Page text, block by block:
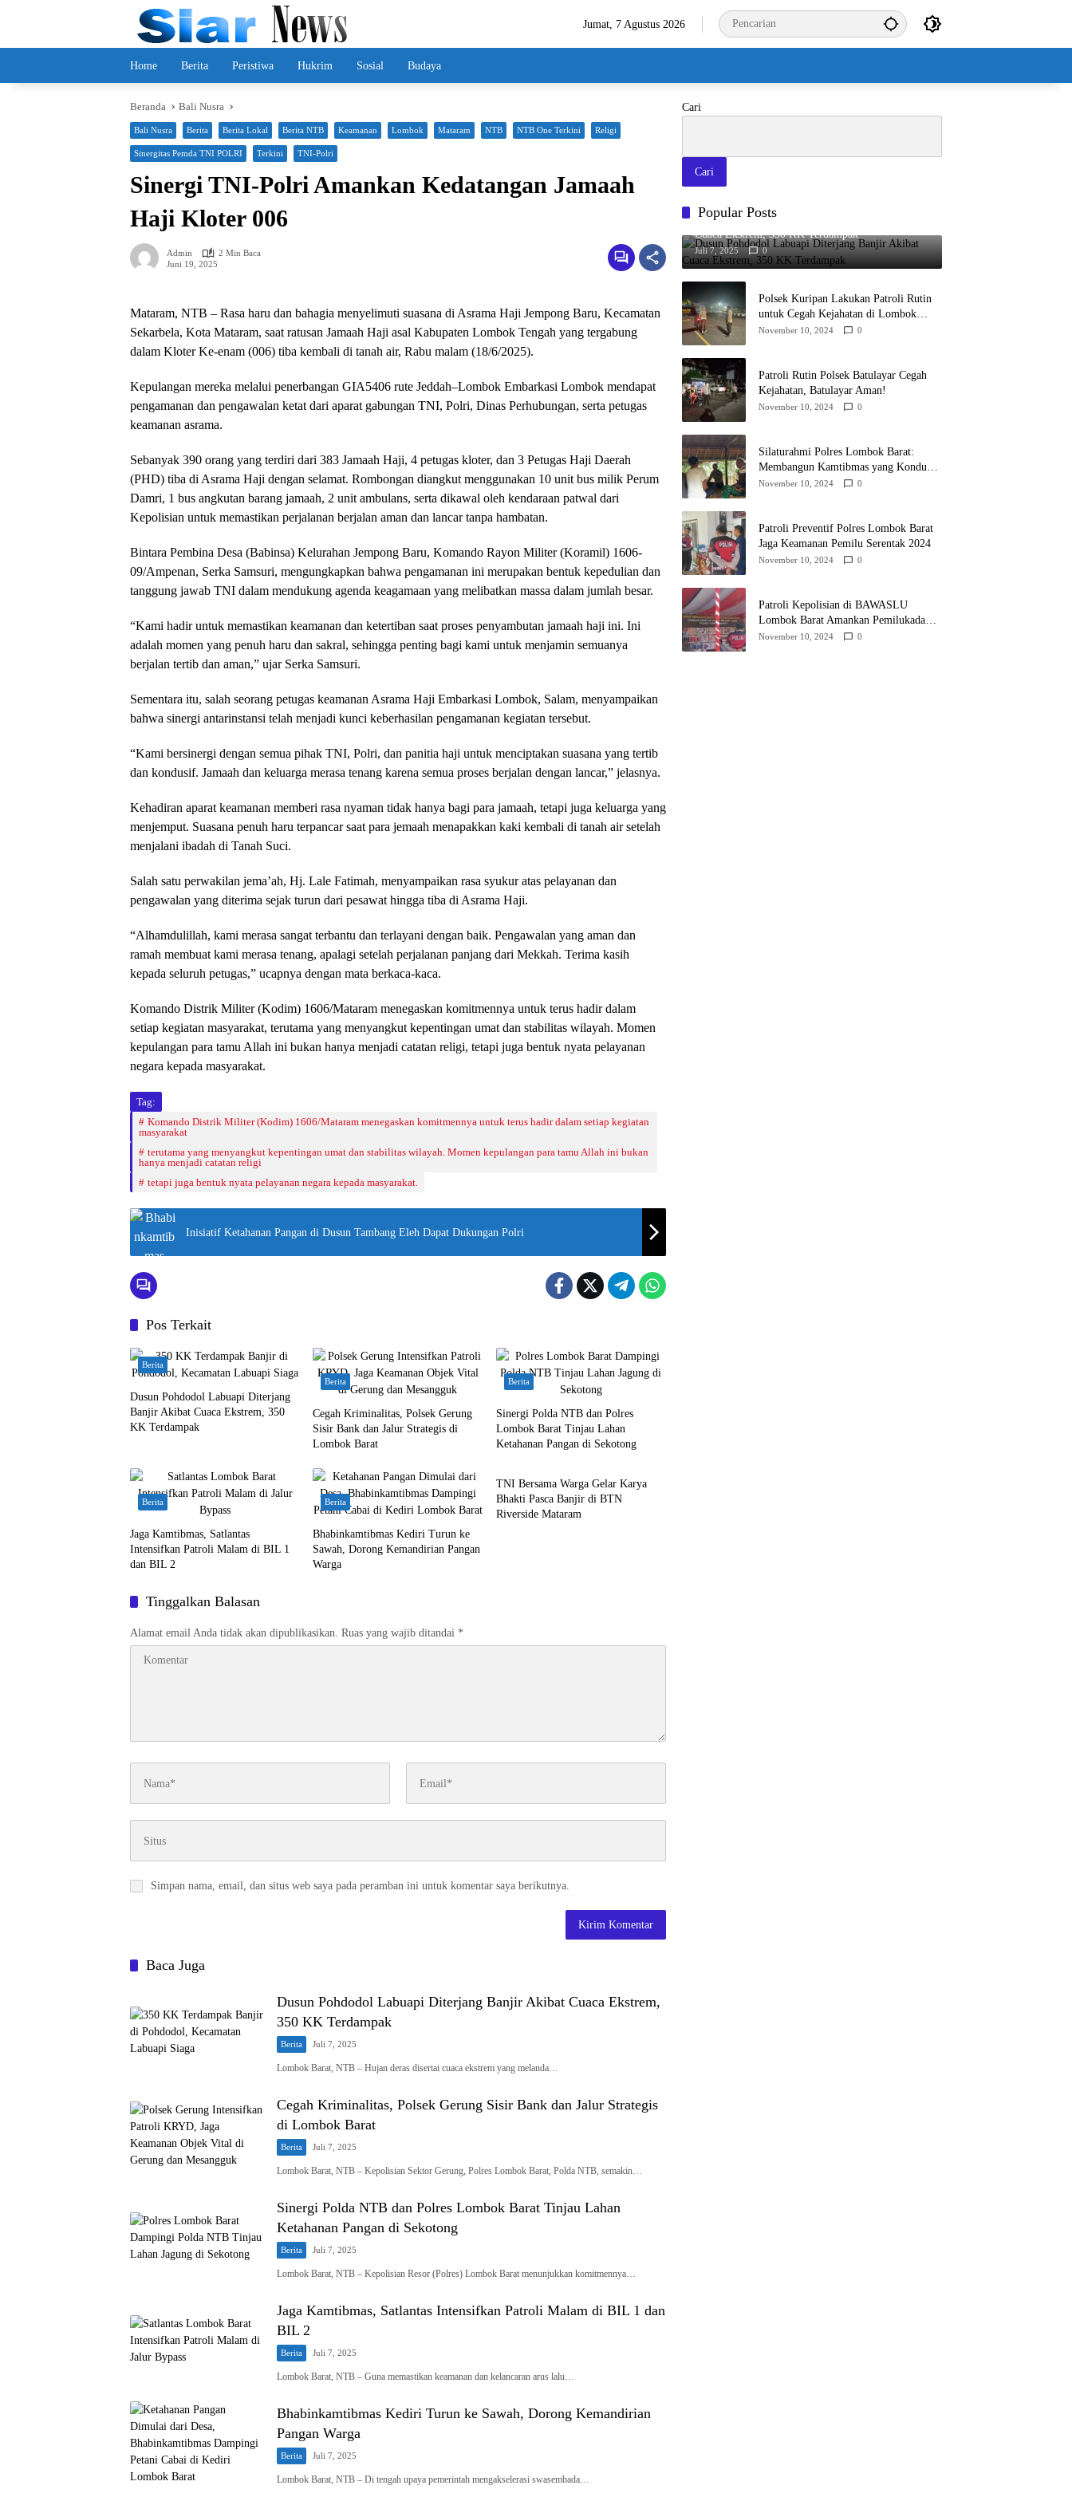
Jumat, 7 Agustus 2026
Home Berita Peristiwa Hukrim Sosial Budaya
Beranda Bali Nusra
Bali Nusra Berita Berita Lokal Berita NTB Keamanan Lombok Mataram NTB NTB One Terkini Religi
Sinergitas Pemda TNI POLRI Terkini TNI-Polri
Sinergi TNI-Polri Amankan Kedatangan Jamaah
Haji Kloter 006
Admin
2 Min Baca
Juni 19, 2025
Mataram, NTB – Rasa haru dan bahagia menyelimuti suasana di Asrama Haji Jempong Baru, Kecamatan
Sekarbela, Kota Mataram, saat ratusan Jamaah Haji asal Kabupaten Lombok Tengah yang tergabung
dalam Kloter Ke-enam (006) tiba kembali di tanah air, Rabu malam (18/6/2025).
Kepulangan mereka melalui penerbangan GIA5406 rute Jeddah–Lombok Embarkasi Lombok mendapat
pengamanan dan pengawalan ketat dari aparat gabungan TNI, Polri, Dinas Perhubungan, serta petugas
keamanan asrama.
Sebanyak 390 orang yang terdiri dari 383 Jamaah Haji, 4 petugas kloter, dan 3 Petugas Haji Daerah
(PHD) tiba di Asrama Haji dengan selamat. Rombongan diangkut menggunakan 10 unit bus milik Perum
Damri, 1 bus angkutan barang jamaah, 2 unit ambulans, serta dikawal oleh kendaraan patwal dari
Kepolisian untuk memastikan perjalanan berjalan aman dan lancar tanpa hambatan.
Bintara Pembina Desa (Babinsa) Kelurahan Jempong Baru, Komando Rayon Militer (Koramil) 1606-
09/Ampenan, Serka Samsuri, mengungkapkan bahwa pengamanan ini merupakan bentuk kepedulian dan
tanggung jawab TNI dalam mendukung agenda keagamaan yang melibatkan massa dalam jumlah besar.
“Kami hadir untuk memastikan keamanan dan ketertiban saat proses penyambutan jamaah haji ini. Ini
adalah momen yang penuh haru dan sakral, sehingga penting bagi kami untuk menjamin semuanya
berjalan tertib dan aman,” ujar Serka Samsuri.
Sementara itu, salah seorang petugas keamanan Asrama Haji Embarkasi Lombok, Salam, menyampaikan
bahwa sinergi antarinstansi telah menjadi kunci keberhasilan pengamanan kegiatan tersebut.
“Kami bersinergi dengan semua pihak TNI, Polri, dan panitia haji untuk menciptakan suasana yang tertib
dan kondusif. Jamaah dan keluarga merasa tenang karena semua proses berjalan dengan lancar,” jelasnya.
Kehadiran aparat keamanan memberi rasa nyaman tidak hanya bagi para jamaah, tetapi juga keluarga yang
menjemput. Suasana penuh haru terpancar saat para jemaah menapakkan kaki kembali di tanah air setelah
menjalani ibadah di Tanah Suci.
Salah satu perwakilan jema’ah, Hj. Lale Fatimah, menyampaikan rasa syukur atas pelayanan dan
pengawalan yang diterima sejak turun dari pesawat hingga tiba di Asrama Haji.
“Alhamdulillah, kami merasa sangat terbantu dan terlayani dengan baik. Pengawalan yang aman dan
ramah membuat kami merasa tenang, apalagi setelah perjalanan panjang dari Mekkah. Terima kasih
kepada seluruh petugas,” ucapnya dengan mata berkaca-kaca.
Komando Distrik Militer (Kodim) 1606/Mataram menegaskan komitmennya untuk terus hadir dalam
setiap kegiatan masyarakat, terutama yang menyangkut kepentingan umat dan stabilitas wilayah. Momen
kepulangan para tamu Allah ini bukan hanya menjadi catatan religi, tetapi juga bentuk nyata pelayanan
negara kepada masyarakat.
Tag:
Komando Distrik Militer (Kodim) 1606/Mataram menegaskan komitmennya untuk terus hadir dalam setiap kegiatan
masyarakat
terutama yang menyangkut kepentingan umat dan stabilitas wilayah. Momen kepulangan para tamu Allah ini bukan
hanya menjadi catatan religi
tetapi juga bentuk nyata pelayanan negara kepada masyarakat.
Inisiatif Ketahanan Pangan di Dusun Tambang Eleh Dapat Dukungan Polri
Pos Terkait
Berita
Dusun Pohdodol Labuapi Diterjang
Banjir Akibat Cuaca Ekstrem, 350
KK Terdampak
Berita
Cegah Kriminalitas, Polsek Gerung
Sisir Bank dan Jalur Strategis di
Lombok Barat
Berita
Sinergi Polda NTB dan Polres
Lombok Barat Tinjau Lahan
Ketahanan Pangan di Sekotong
Berita
Jaga Kamtibmas, Satlantas
Intensifkan Patroli Malam di BIL 1
dan BIL 2
Berita
Bhabinkamtibmas Kediri Turun ke
Sawah, Dorong Kemandirian Pangan
Warga
TNI Bersama Warga Gelar Karya
Bhakti Pasca Banjir di BTN
Riverside Mataram
Tinggalkan Balasan
Alamat email Anda tidak akan dipublikasikan. Ruas yang wajib ditandai *
Simpan nama, email, dan situs web saya pada peramban ini untuk komentar saya berikutnya.
Baca Juga
Dusun Pohdodol Labuapi Diterjang Banjir Akibat Cuaca Ekstrem,
350 KK Terdampak
Berita Juli 7, 2025
Lombok Barat, NTB – Hujan deras disertai cuaca ekstrem yang melanda…
Cegah Kriminalitas, Polsek Gerung Sisir Bank dan Jalur Strategis
di Lombok Barat
Berita Juli 7, 2025
Lombok Barat, NTB – Kepolisian Sektor Gerung, Polres Lombok Barat, Polda NTB, semakin…
Sinergi Polda NTB dan Polres Lombok Barat Tinjau Lahan
Ketahanan Pangan di Sekotong
Berita Juli 7, 2025
Lombok Barat, NTB – Kepolisian Resor (Polres) Lombok Barat menunjukkan komitmennya…
Jaga Kamtibmas, Satlantas Intensifkan Patroli Malam di BIL 1 dan
BIL 2
Berita Juli 7, 2025
Lombok Barat, NTB – Guna memastikan keamanan dan kelancaran arus lalu…
Bhabinkamtibmas Kediri Turun ke Sawah, Dorong Kemandirian
Pangan Warga
Berita Juli 7, 2025
Lombok Barat, NTB – Di tengah upaya pemerintah mengakselerasi swasembada…
Cari
Cari
Popular Posts
Dusun Pohdodol Labuapi Diterjang Banjir Akibat
Cuaca Ekstrem, 350 KK Terdampak
Juli 7, 2025 0
Polsek Kuripan Lakukan Patroli Rutin
untuk Cegah Kejahatan di Lombok
Barat
November 10, 2024 0
Patroli Rutin Polsek Batulayar Cegah
Kejahatan, Batulayar Aman!
November 10, 2024 0
Silaturahmi Polres Lombok Barat:
Membangun Kamtibmas yang Kondusif
untuk Pilkada 2024
November 10, 2024 0
Patroli Preventif Polres Lombok Barat
Jaga Keamanan Pemilu Serentak 2024
November 10, 2024 0
Patroli Kepolisian di BAWASLU
Lombok Barat Amankan Pemilukada
2024
November 10, 2024 0